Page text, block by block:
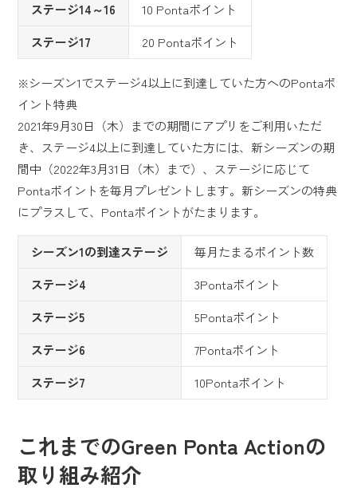
ステージ14～16
10 Pontaポイント
ステージ17
20 Pontaポイント
※シーズン1でステージ4以上に到達していた方へのPontaポ
イント特典
2021年9月30日（木）までの期間にアプリをご利用いただ
き、ステージ4以上に到達していた方には、新シーズンの期
間中（2022年3月31日（木）まで）、ステージに応じて
Pontaポイントを毎月プレゼントします。新シーズンの特典
にプラスして、Pontaポイントがたまります。
シーズン1の到達ステージ
毎月たまるポイント数
ステージ4
3Pontaポイント
ステージ5
5Pontaポイント
ステージ6
7Pontaポイント
ステージ7
10Pontaポイント
これまでのGreen Ponta Actionの
取り組み紹介